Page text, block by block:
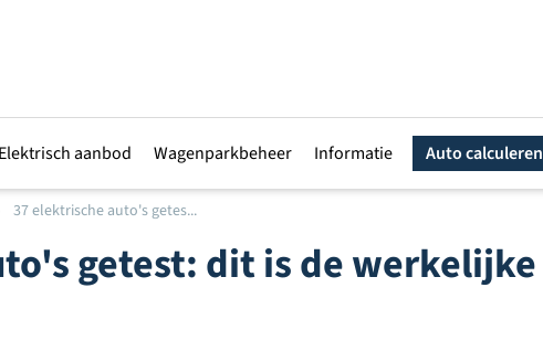
Elektrisch aanbod Wagenparkbeheer Informatie Auto calculeren
37 elektrische auto's getes...
getest: dit is de werkelijke